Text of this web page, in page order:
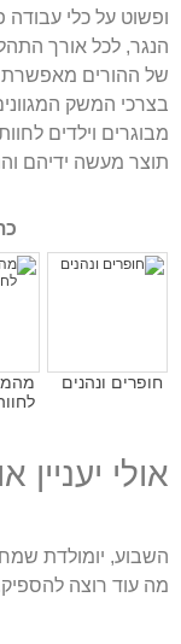
ופשוט על כלי עבודה
הנגר, לכל אורך
של ההורים
בצרכי המשק
מבוגרים וילדים
תוצר מעשה ידיהם
חופרים ונהנים
אולי יעניין
השבוע, יומולדת
מה עוד רוצה